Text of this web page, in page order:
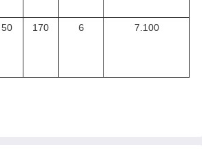
50 170 6 7.100